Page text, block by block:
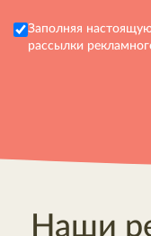
Заполняя
рассылки
Наши